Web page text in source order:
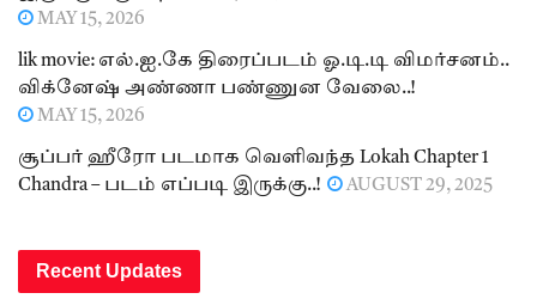
MAY 15, 2026
lik movie: எல்.ஐ.கே திரைப்படம் ஓ.டி.டி விமர்சனம்..
விக்னேஷ் அண்ணா பண்ணுன வேலை..!
MAY 15, 2026
சூப்பர் ஹீரோ படமாக வெளிவந்த Lokah Chapter 1
Chandra – படம் எப்படி இருக்கு..!
AUGUST 29, 2025
Recent Updates